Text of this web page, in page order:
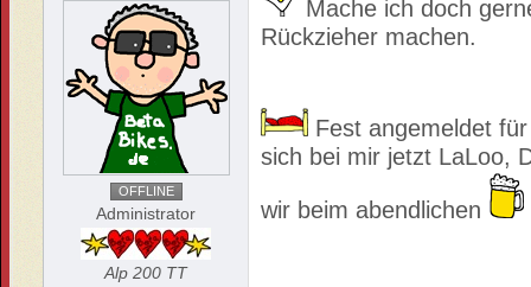
OFFLINE
Administrator
Alp 200 TT
Mache ich doch
Rückzieher machen.
Fest angemeldet
sich bei mir jetzt LaLoo,
wir beim abendlichen